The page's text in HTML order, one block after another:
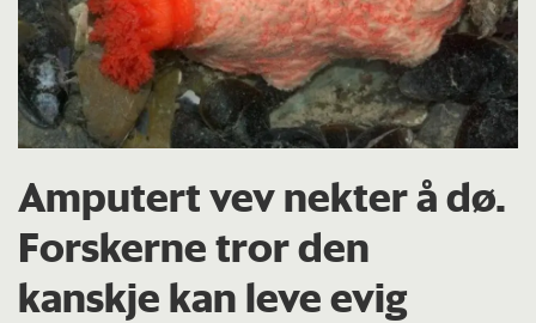
Amputert vev nekter å dø.
Forskerne tror den
kanskje kan leve evig